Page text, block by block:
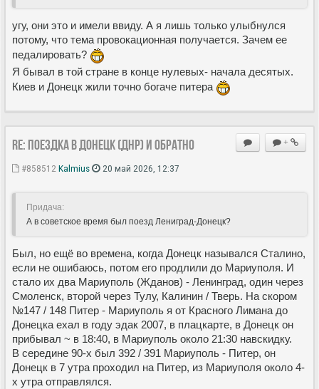
угу, они это и имели ввиду. А я лишь только улыбнулся
потому, что тема провокационная получается. Зачем ее
педалировать?
Я бывал в той стране в конце нулевых- начала десятых.
Киев и Донецк жили точно богаче питера
+
Re: Поездка в Донецк (ДНР) и обратно
#858512Kalmius 20 май 2026, 12:37
Придача:
А в советское время был поезд Лениград-Донецк?
Был, но ещё во времена, когда Донецк назывался Сталино,
если не ошибаюсь, потом его продлили до Мариуполя. И
стало их два Мариуполь (Жданов) - Ленинград, один через
Смоленск, второй через Тулу, Калинин / Тверь. На скором
№147 / 148 Питер - Мариуполь я от Красного Лимана до
Донецка ехал в году эдак 2007, в плацкарте, в Донецк он
прибывал ~ в 18:40, в Мариуполь около 21:30 навскидку.
В середине 90-х был 392 / 391 Мариуполь - Питер, он
Донецк в 7 утра проходил на Питер, из Мариуполя около 4-
х утра отправлялся.